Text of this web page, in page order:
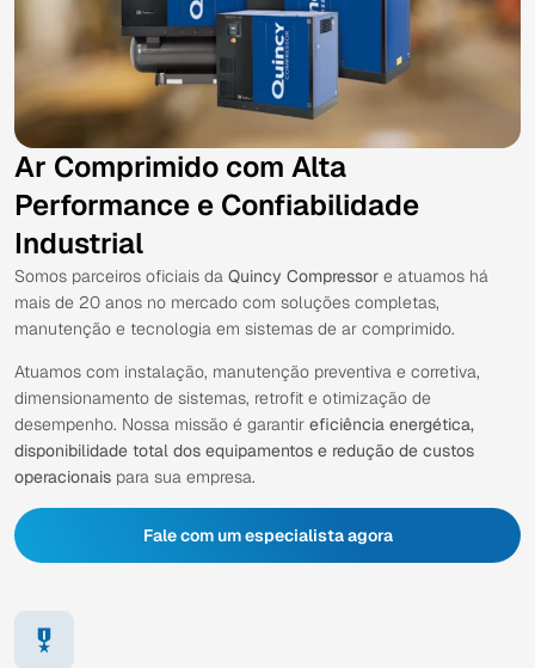
Ar Comprimido com Alta
Performance e Confiabilidade
Industrial
Somos parceiros oficiais da Quincy Compressor e atuamos há
mais de 20 anos no mercado com soluções completas,
manutenção e tecnologia em sistemas de ar comprimido.
Atuamos com instalação, manutenção preventiva e corretiva,
dimensionamento de sistemas, retrofit e otimização de
desempenho. Nossa missão é garantir eficiência energética,
disponibilidade total dos equipamentos e redução de custos
operacionais para sua empresa.
Fale com um especialista agora